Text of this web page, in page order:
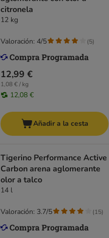
citronela
12 kg
12,99 €
1,08 € / kg
12,08 €
Valoración: 4/5 (5)
Añadir a la cesta
Tigerino Performance Active
Carbon arena aglomerante
olor a talco
14 l
Valoración: 3.7/5 (15)